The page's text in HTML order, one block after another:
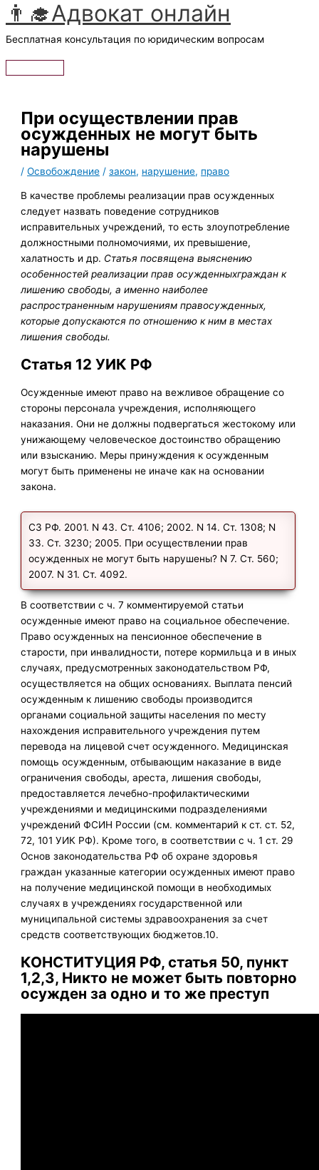
Перейти
к
содержимому
👨‍🎓Адвокат онлайн
Бесплатная консультация по юридическим вопросам
Главное
При осуществлении прав
осужденных не могут быть
нарушены
/Освобождение /закон, нарушение, право
В качестве проблемы реализации прав осужденных
следует назвать поведение сотрудников
исправительных учреждений, то есть злоупотребление
должностными полномочиями, их превышение,
халатность и др. Статья посвящена выяснению
особенностей реализации прав осужденныхграждан к
лишению свободы, а именно наиболее
распространенным нарушениям правосужденных,
которые допускаются по отношению к ним в местах
лишения свободы.
Статья 12 УИК РФ
Осужденные имеют право на вежливое обращение со
стороны персонала учреждения, исполняющего
наказания. Они не должны подвергаться жестокому или
унижающему человеческое достоинство обращению
или взысканию. Меры принуждения к осужденным
могут быть применены не иначе как на основании
закона.
СЗ РФ. 2001. N 43. Ст. 4106; 2002. N 14. Ст. 1308; N
33. Ст. 3230; 2005. При осуществлении прав
осужденных не могут быть нарушены? N 7. Ст. 560;
2007. N 31. Ст. 4092.
В соответствии с ч. 7 комментируемой статьи
осужденные имеют право на социальное обеспечение.
Право осужденных на пенсионное обеспечение в
старости, при инвалидности, потере кормильца и в иных
случаях, предусмотренных законодательством РФ,
осуществляется на общих основаниях. Выплата пенсий
осужденным к лишению свободы производится
органами социальной защиты населения по месту
нахождения исправительного учреждения путем
перевода на лицевой счет осужденного. Медицинская
помощь осужденным, отбывающим наказание в виде
ограничения свободы, ареста, лишения свободы,
предоставляется лечебно-профилактическими
учреждениями и медицинскими подразделениями
учреждений ФСИН России (см. комментарий к ст. ст. 52,
72, 101 УИК РФ). Кроме того, в соответствии с ч. 1 ст. 29
Основ законодательства РФ об охране здоровья
граждан указанные категории осужденных имеют право
на получение медицинской помощи в необходимых
случаях в учреждениях государственной или
муниципальной системы здравоохранения за счет
средств соответствующих бюджетов.10.
КОНСТИТУЦИЯ РФ, статья 50, пункт
1,2,3, Никто не может быть повторно
осужден за одно и то же преступ